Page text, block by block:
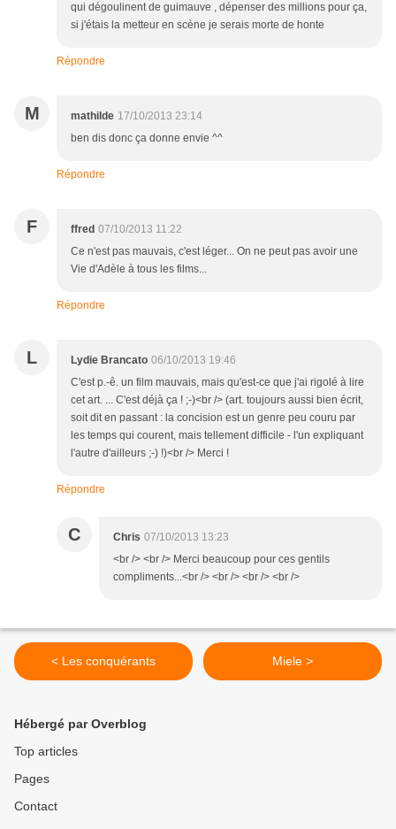
qui dégoulinent de guimauve , dépenser des millions pour ça,
si j'étais la metteur en scène je serais morte de honte
Répondre
M mathilde 17/10/2013 23:14
ben dis donc ça donne envie ^^
Répondre
F ffred 07/10/2013 11:22
Ce n'est pas mauvais, c'est léger... On ne peut pas avoir une
Vie d'Adèle à tous les films...
Répondre
L Lydie Brancato 06/10/2013 19:46
C'est p.-ê. un film mauvais, mais qu'est-ce que j'ai rigolé à lire
cet art. ... C'est déjà ça ! ;-)<br /> (art. toujours aussi bien écrit,
soit dit en passant : la concision est un genre peu couru par
les temps qui courent, mais tellement difficile - l'un expliquant
l'autre d'ailleurs ;-) !)<br /> Merci !
Répondre
C Chris 07/10/2013 13:23
<br /> <br /> Merci beaucoup pour ces gentils
compliments...<br /> <br /> <br /> <br />
< Les conquérants Miele >
Hébergé par Overblog
Top articles
Pages
Contact